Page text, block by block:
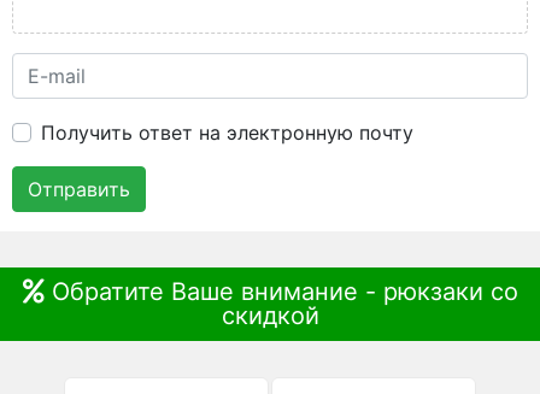
Получить ответ на электронную почту
Отправить
Обратите Ваше внимание - рюкзаки со
скидкой